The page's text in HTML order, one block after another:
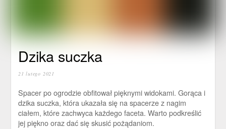
Dzika suczka
21 lutego 2021
Spacer po ogrodzie obfitował pięknymi widokami. Gorąca i
dzika suczka, która ukazała się na spacerze z nagim
ciałem, które zachwyca każdego faceta. Warto podkreślić
jej piękno oraz dać się skusić pożądaniom.